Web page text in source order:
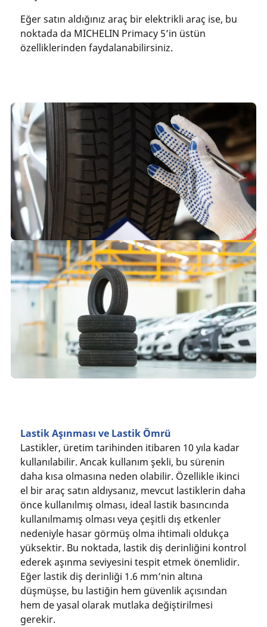
Eğer satın aldığınız araç bir elektrikli araç ise, bu
noktada da MICHELIN Primacy 5’in üstün
özelliklerinden faydalanabilirsiniz.
Lastik Aşınması ve Lastik Ömrü
Lastikler, üretim tarihinden itibaren 10 yıla kadar
kullanılabilir. Ancak kullanım şekli, bu sürenin
daha kısa olmasına neden olabilir. Özellikle ikinci
el bir araç satın aldıysanız, mevcut lastiklerin daha
önce kullanılmış olması, ideal lastik basıncında
kullanılmamış olması veya çeşitli dış etkenler
nedeniyle hasar görmüş olma ihtimali oldukça
yüksektir. Bu noktada, lastik diş derinliğini kontrol
ederek aşınma seviyesini tespit etmek önemlidir.
Eğer lastik diş derinliği 1.6 mm’nin altına
düşmüşse, bu lastiğin hem güvenlik açısından
hem de yasal olarak mutlaka değiştirilmesi
gerekir.